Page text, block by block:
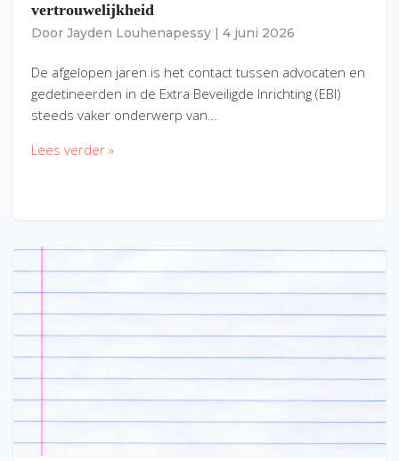
vertrouwelijkheid
Door Jayden Louhenapessy 4 juni 2026
De afgelopen jaren is het contact tussen advocaten en
gedetineerden in de Extra Beveiligde Inrichting (EBI)
steeds vaker onderwerp van…
Lees verder »